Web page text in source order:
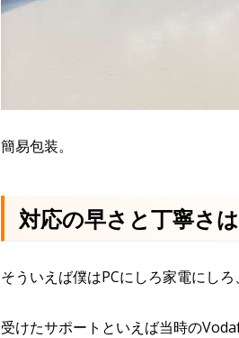
簡易包装。
対応の早さと丁寧さ
そういえば僕はPCにしろ家電にし
受けたサポートといえば当時の